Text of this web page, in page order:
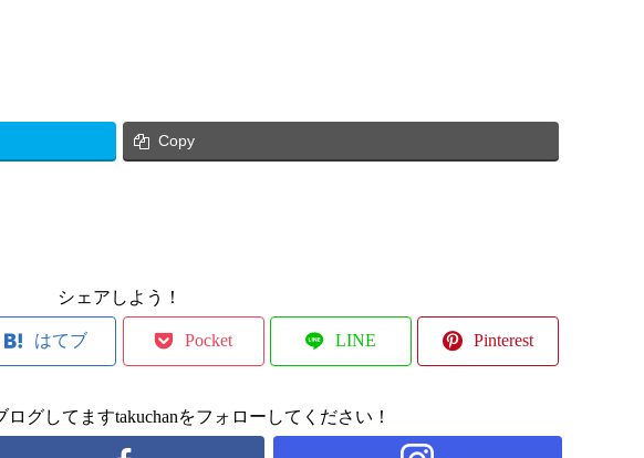
Copy
シェアしよう！
はてブ Pocket LINE Pinterest
グしてますtakuchanをフォローしてください！